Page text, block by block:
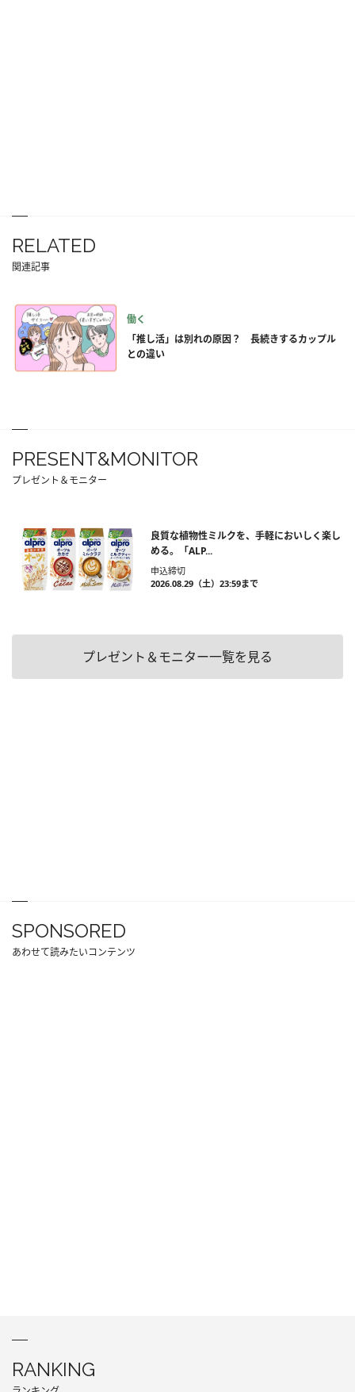
RELATED
関連記事
働く
「推し活」は別れの原因？ 長続きするカップル
との違い
PRESENT&MONITOR
プレゼント＆モニター
良質な植物性ミルクを、手軽においしく楽し
める。「ALP...
申込締切
2026.08.29（土）23:59まで
プレゼント＆モニター一覧を見る
SPONSORED
あわせて読みたいコンテンツ
RANKING